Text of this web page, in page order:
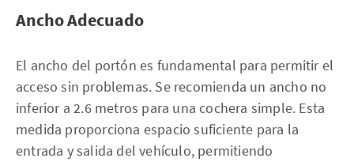
Ancho Adecuado
El ancho del portón es fundamental para permitir el
acceso sin problemas. Se recomienda un ancho no
inferior a 2.6 metros para una cochera simple. Esta
medida proporciona espacio suficiente para la
entrada y salida del vehículo, permitiendo